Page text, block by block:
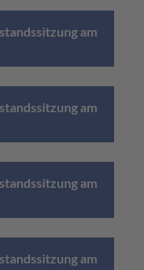
am
am
am
am